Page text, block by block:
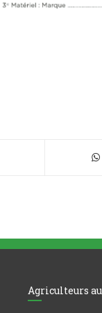
Agriculteurs